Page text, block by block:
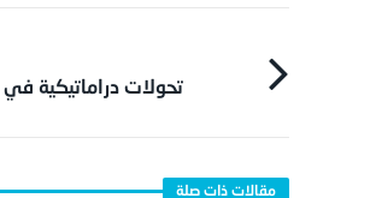
تحولات دراماتيكية